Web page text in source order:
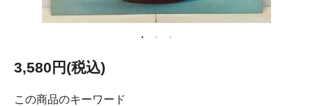
3,580円(税込)
この商品のキーワード